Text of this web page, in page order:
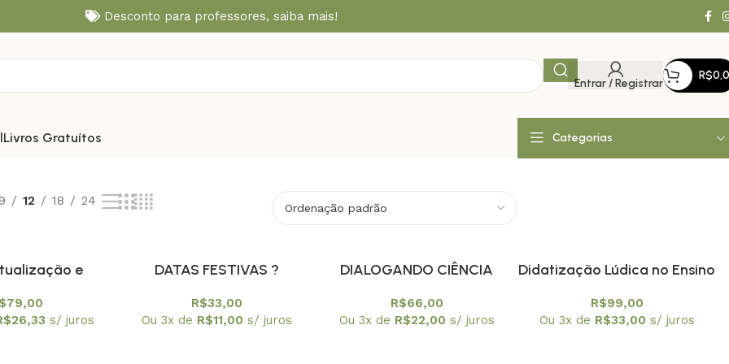
Desconto para professores, saiba mais!
Entrar / Registrar
R$
Livros Gratuítos Categorias
9 12 18 24
e
enfoque CTS
79,00
26,33 s/ juros
DATAS FESTIVAS ?
R$33,00
Ou 3x de R$11,00 s/ juros
DIALOGANDO CIÊNCIA
AROMAS
R$66,00
Ou 3x de R$22,00 s/ juros
Didatização Lúdica no Ensino
Teorias de Aprendizagem e
R$99,00
Ou 3x de R$33,00 s/ juros